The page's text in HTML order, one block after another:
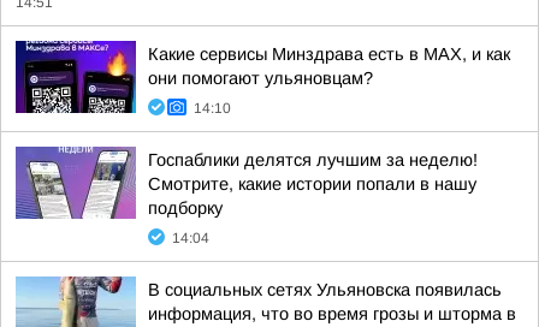
Какие сервисы Минздрава есть в МАХ, и как
они помогают ульяновцам?
14:10
Госпаблики делятся лучшим за неделю!
Смотрите, какие истории попали в нашу
подборку
14:04
В социальных сетях Ульяновска появилась
информация, что во время грозы и шторма в